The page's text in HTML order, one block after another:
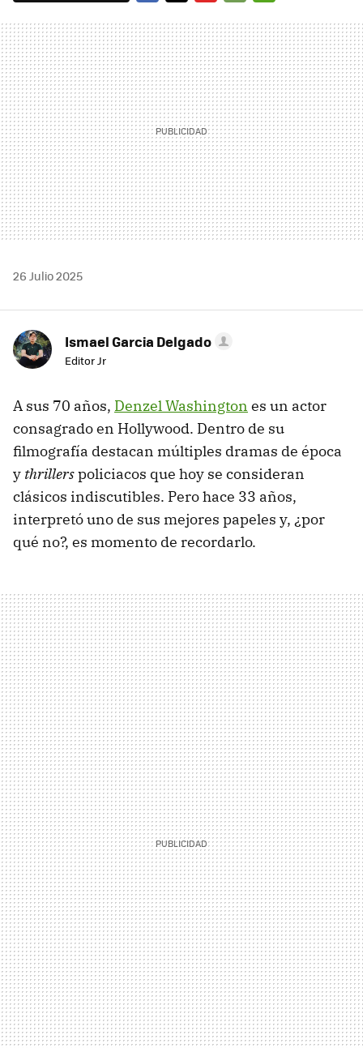
MAIL
26 Julio 2025
Ismael Garcia Delgado
Editor Jr
A sus 70 años, Denzel Washington es un actor
consagrado en Hollywood. Dentro de su
filmografía destacan múltiples dramas de época
y thrillerspoliciacos que hoy se consideran
clásicos indiscutibles. Pero hace 33 años,
interpretó uno de sus mejores papeles y, ¿por
qué no?, es momento de recordarlo.